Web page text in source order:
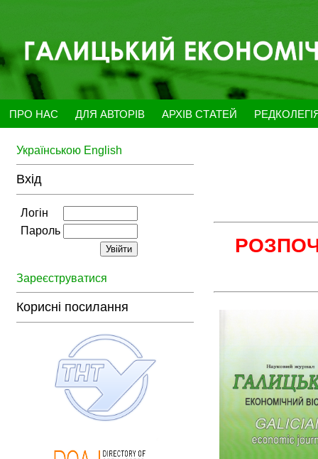
ПРО НАС ДЛЯ АВТОРІВ АРХІВ СТАТЕЙ
Українською English
Вхід
Логін
Пароль
Зареєструватися
Корисні посилання